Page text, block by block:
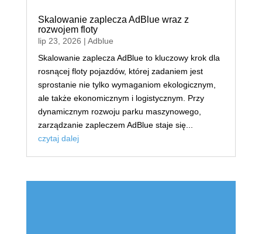
Skalowanie zaplecza AdBlue wraz z
rozwojem floty
lip 23, 2026 | Adblue
Skalowanie zaplecza AdBlue to kluczowy krok dla
rosnącej floty pojazdów, której zadaniem jest
sprostanie nie tylko wymaganiom ekologicznym,
ale także ekonomicznym i logistycznym. Przy
dynamicznym rozwoju parku maszynowego,
zarządzanie zapleczem AdBlue staje się...
czytaj dalej